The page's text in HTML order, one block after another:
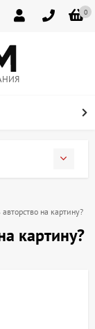
0
на картину?
картину?